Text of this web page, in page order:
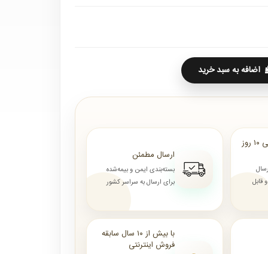
اضافه به سبد خرید
ارسال از ۷ روز الی ۱۰ روز
ارسال مطمئن
بسته‌بندی ایمن و بیمه‌شده
برای ارسال به سراسر کشور
با بیش از ۱۰ سال سابقه
فروش اینترنتی